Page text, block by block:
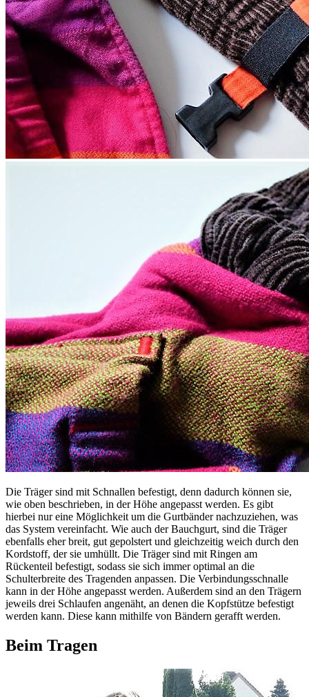
Die Träger sind mit Schnallen befestigt, denn dadurch können sie,
wie oben beschrieben, in der Höhe angepasst werden. Es gibt
hierbei nur eine Möglichkeit um die Gurtbänder nachzuziehen, was
das System vereinfacht. Wie auch der Bauchgurt, sind die Träger
ebenfalls eher breit, gut gepolstert und gleichzeitig weich durch den
Kordstoff, der sie umhüllt. Die Träger sind mit Ringen am
Rückenteil befestigt, sodass sie sich immer optimal an die
Schulterbreite des Tragenden anpassen. Die Verbindungsschnalle
kann in der Höhe angepasst werden. Außerdem sind an den Trägern
jeweils drei Schlaufen angenäht, an denen die Kopfstütze befestigt
werden kann. Diese kann mithilfe von Bändern gerafft werden.
Beim Tragen